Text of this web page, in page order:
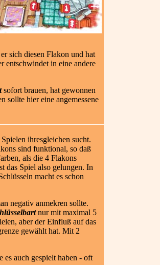
sich diesen Flakon und hat
entschwindet in eine andere
sofort brauen, hat gewonnen
sollte hier eine angemessene
ihresgleichen sucht.
sind funktional, so daß
als die 4 Flakons
das Spiel also gelungen. In
macht es schon
negativ anmekren sollte.
nur mit maximal 5
aber der Einfluß auf das
gewählt hat. Mit 2
es auch gespielt haben - oft